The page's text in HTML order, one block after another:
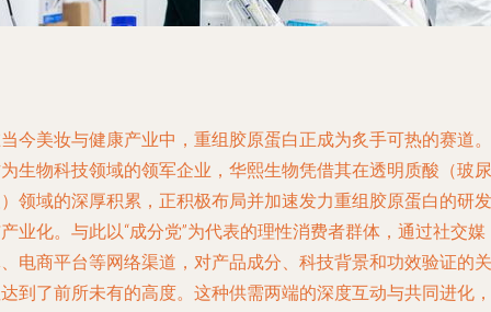
今美妆与健康产业中，重组胶原蛋白正成为炙手可热的赛道。
生物科技领域的领军企业，华熙生物凭借其在透明质酸（玻尿
领域的深厚积累，正积极布局并加速发力重组胶原蛋白的研发
业化。与此以“成分党”为代表的理性消费者群体，通过社交媒
电商平台等网络渠道，对产品成分、科技背景和功效验证的关
到了前所未有的高度。这种供需两端的深度互动与共同进化，